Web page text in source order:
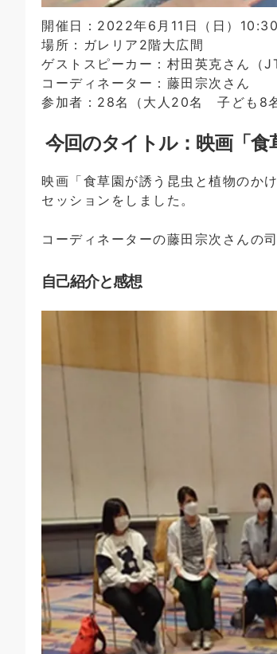
開催日：2022年6月11日（日）
場所：ガレリア2階大広間
ゲストスピーカー：村田英克さん（
コーディネーター：藤田宗次さん
参加者：28名（大人20名 子ども8名
今回のタイトル： 映画「
映画「食草園が誘う昆虫と植物のか
セッションをしました。
コーディネーターの藤田宗次さんの
自己紹介と感想